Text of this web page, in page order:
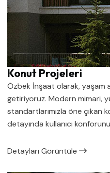
Konut Projeleri
Özbek İnşaat olarak, yaşam
getiriyoruz. Modern mimari,
standartlarımızla öne çıkan
detayında kullanıcı
Detayları Görüntüle